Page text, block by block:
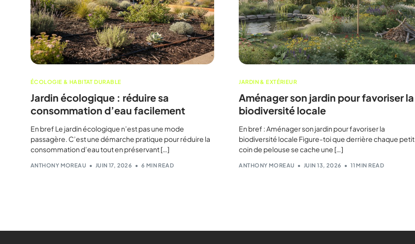
ÉCOLOGIE & HABITAT DURABLE
Jardin écologique : réduire sa
consommation d’eau facilement
En bref Le jardin écologique n’est pas une mode
passagère. C’est une démarche pratique pour réduire la
consommation d’eau tout en préservant […]
ANTHONY MOREAU JUIN 17, 2026 6 MIN READ
JARDIN & EXTÉRIEUR
Aménager son jardin pour favoriser la
biodiversité locale
En bref : Aménager son jardin pour favoriser la
biodiversité locale Figure-toi que derrière chaque petit
coin de pelouse se cache une […]
ANTHONY MOREAU JUIN 13, 2026 11 MIN READ